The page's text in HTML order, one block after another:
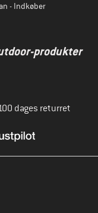
- Indkøber
produkter
dages returret